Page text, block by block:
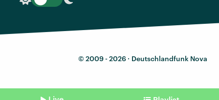
© 2009 - 2026 · Deutschlandfunk Nova